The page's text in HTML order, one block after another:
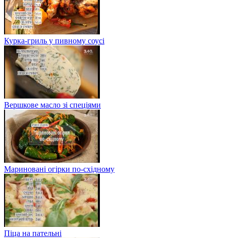
Курка-гриль у пивному соусі
Вершкове масло зі спеціями
Мариновані огірки по-східному
Піца на пательні